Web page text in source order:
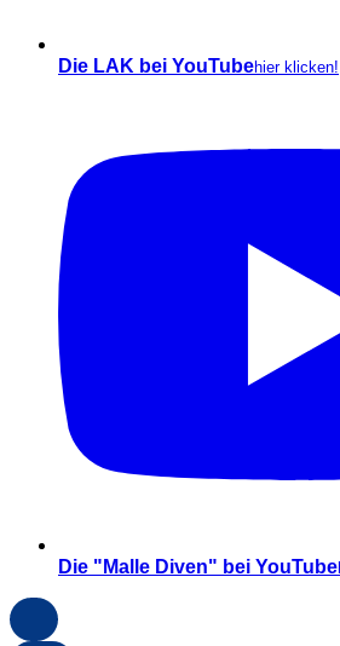
Die LAK bei YouTubehier klicken!
Die "Malle Diven" bei YouTube